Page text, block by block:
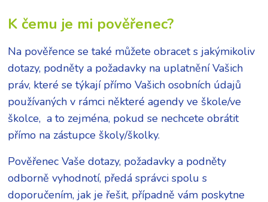
K čemu je mi pověřenec?
Na pověřence se také můžete obracet s jakýmikoliv
dotazy, podněty a požadavky na uplatnění Vašich
práv, které se týkají přímo Vašich osobních údajů
používaných v rámci některé agendy ve škole/ve
školce, a to zejména, pokud se nechcete obrátit
přímo na zástupce školy/školky.
Pověřenec Vaše dotazy, požadavky a podněty
odborně vyhodnotí, předá správci spolu s
doporučením, jak je řešit, případně vám poskytne